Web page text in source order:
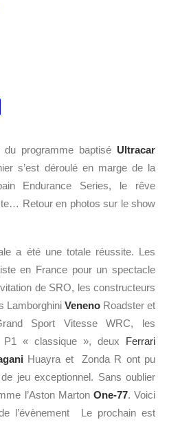
Mégacars ou encore Supercars
end au Paul Ricard, SRO a réussi
programme baptisé Ultracar
s’est déroulé en marge de la
Endurance Series, le rêve
Retour en photos sur le show
a été une totale réussite. Les
en France pour un spectacle
de SRO, les constructeurs
Lamborghini VenenoRoadster et
Sport Vitesse WRC, les
« classique », deux Ferrari
Huayra et Zonda R ont pu
jeu exceptionnel. Sans oublier
l’Aston Marton One-77. Voici
l’évènement Le prochain est